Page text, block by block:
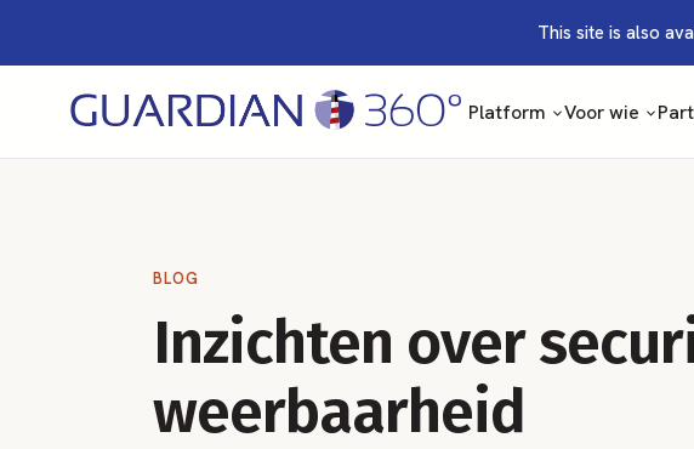
This site is also
Platform Voor wie
BLOG
Inzichten over
weerbaarheid